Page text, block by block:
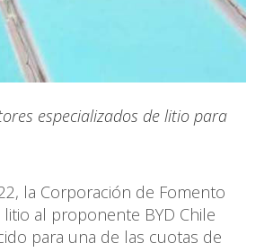
especializados de litio para
la Corporación de Fomento
al proponente BYD Chile
para una de las cuotas de